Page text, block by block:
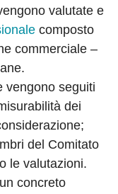
valutate e
composto
commerciale –
vengono seguiti
dei
del Comitato
le valutazioni.
concreto